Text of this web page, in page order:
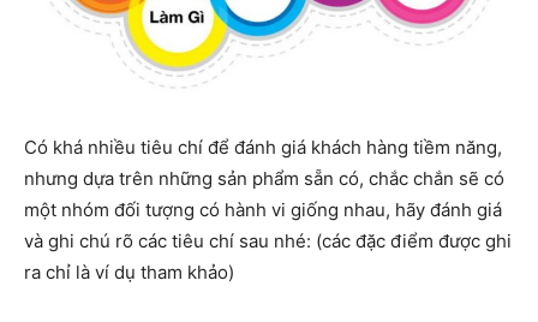
Có khá nhiều tiêu chí để đánh giá khách hàng tiềm năng,
nhưng dựa trên những sản phẩm sẵn có, chắc chắn sẽ có
một nhóm đối tượng có hành vi giống nhau, hãy đánh giá
và ghi chú rõ các tiêu chí sau nhé: (các đặc điểm được ghi
ra chỉ là ví dụ tham khảo)